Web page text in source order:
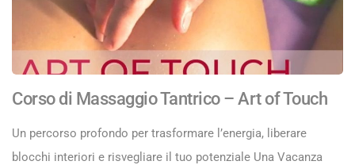
Corso di Massaggio Tantrico – Art of Touch
Un percorso profondo per trasformare l’energia, liberare
blocchi interiori e risvegliare il tuo potenziale Una Vacanza